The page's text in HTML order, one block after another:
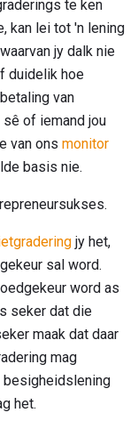
te ken
kan lei tot 'n lening
jy dalk nie
duidelik hoe
van
of iemand jou
van ons monitor
basis nie.
jy het,
sal word.
word as
seker dat die
maak dat daar
mag
besigheidslening
het.